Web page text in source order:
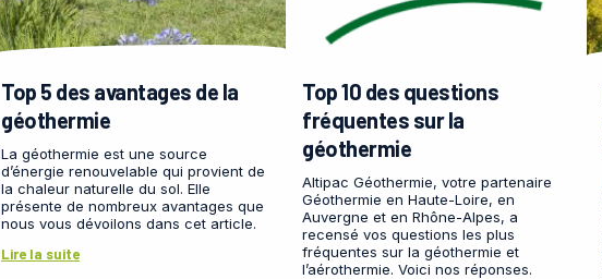
Top 5 des avantages de la
géothermie
La géothermie est une source
d’énergie renouvelable qui provient de
la chaleur naturelle du sol. Elle
présente de nombreux avantages que
nous vous dévoilons dans cet article.
Lire la suite
Top 10 des questions
fréquentes sur la
géothermie
Altipac Géothermie, votre partenaire
Géothermie en Haute-Loire, en
Auvergne et en Rhône-Alpes, a
recensé vos questions les plus
fréquentes sur la géothermie et
l’aérothermie. Voici nos réponses.